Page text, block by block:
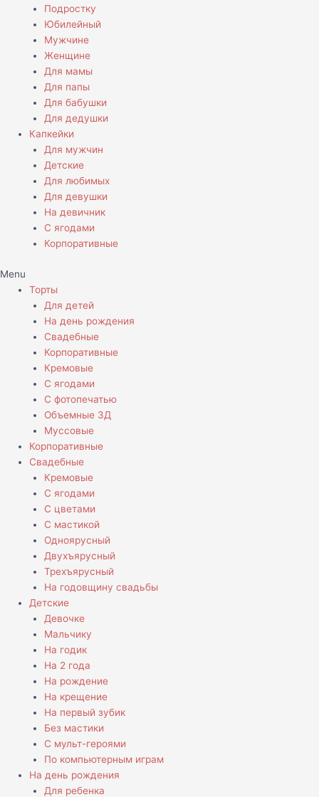
Подростку
Юбилейный
Мужчине
Женщине
Для мамы
Для папы
Для бабушки
Для дедушки
Капкейки
Для мужчин
Детские
Для любимых
Для девушки
На девичник
С ягодами
Корпоративные
Menu
Торты
Для детей
На день рождения
Свадебные
Корпоративные
Кремовые
С ягодами
С фотопечатью
Объемные 3Д
Муссовые
Корпоративные
Свадебные
Кремовые
С ягодами
С цветами
С мастикой
Одноярусный
Двухъярусный
Трехъярусный
На годовщину свадьбы
Детские
Девочке
Мальчику
На годик
На 2 года
На рождение
На крещение
На первый зубик
Без мастики
С мульт-героями
По компьютерным играм
На день рождения
Для ребенка